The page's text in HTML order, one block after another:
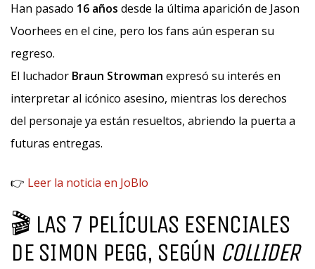
Han pasado 16 años desde la última aparición de Jason
Voorhees en el cine, pero los fans aún esperan su
regreso.
El luchador Braun Strowman expresó su interés en
interpretar al icónico asesino, mientras los derechos
del personaje ya están resueltos, abriendo la puerta a
futuras entregas.
👉 Leer la noticia en JoBlo
🎬 LAS 7 PELÍCULAS ESENCIALES
DE SIMON PEGG, SEGÚN COLLIDER